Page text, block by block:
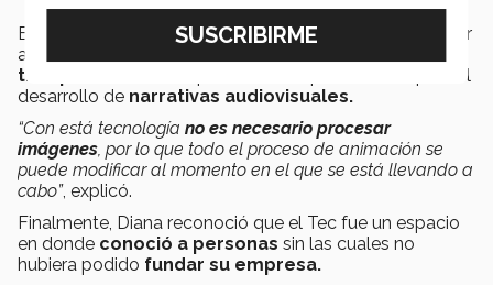
En cuanto a metas a futuro , se está buscando integrar
a la compañía una tecnología denominada
tiempo real
, la cual quieren usar especialmente para el
desarrollo de narrativas audiovisuales.
“Con está tecnología no es necesario procesar
imágenes, por lo que todo el proceso de animación se
puede modificar al momento en el que se está llevando a
cabo”, explicó.
Finalmente, Diana reconoció que el Tec fue un espacio
en donde conoció a personas sin las cuales no
hubiera podido fundar su empresa.